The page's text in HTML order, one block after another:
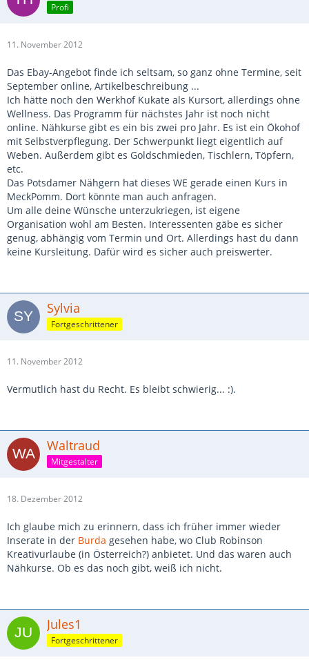
Profi
11. November 2012
Das Ebay-Angebot finde ich seltsam, so ganz ohne Termine, seit
September online, Artikelbeschreibung ...
Ich hätte noch den Werkhof Kukate als Kursort, allerdings ohne
Wellness. Das Programm für nächstes Jahr ist noch nicht
online. Nähkurse gibt es ein bis zwei pro Jahr. Es ist ein Ökohof
mit Selbstverpflegung. Der Schwerpunkt liegt eigentlich auf
Weben. Außerdem gibt es Goldschmieden, Tischlern, Töpfern,
etc.
Das Potsdamer Nähgern hat dieses WE gerade einen Kurs in
MeckPomm. Dort könnte man auch anfragen.
Um alle deine Wünsche unterzukriegen, ist eigene
Organisation wohl am Besten. Interessenten gäbe es sicher
genug, abhängig vom Termin und Ort. Allerdings hast du dann
keine Kursleitung. Dafür wird es sicher auch preiswerter.
Sylvia
Fortgeschrittener
11. November 2012
Vermutlich hast du Recht. Es bleibt schwierig... :).
Waltraud
Mitgestalter
18. Dezember 2012
Ich glaube mich zu erinnern, dass ich früher immer wieder
Inserate in der Burda gesehen habe, wo Club Robinson
Kreativurlaube (in Österreich?) anbietet. Und das waren auch
Nähkurse. Ob es das noch gibt, weiß ich nicht.
Jules1
Fortgeschrittener